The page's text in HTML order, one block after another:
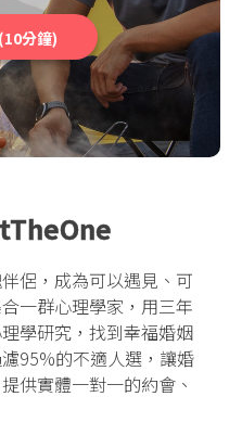
(10分鐘)
侶，成為可以遇見、可
一群心理學家，用三年
學研究，找到幸福婚姻
95%的不適人選，讓婚
供實體一對一的約會、